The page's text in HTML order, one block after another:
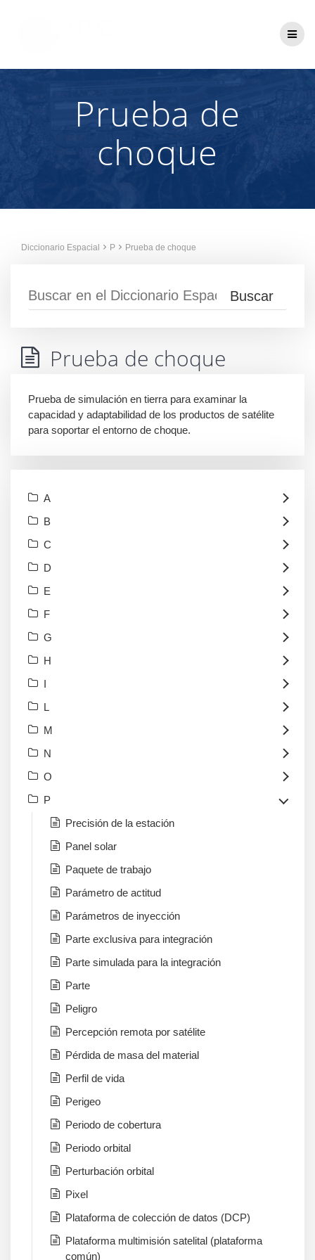
Prueba de
choque
Diccionario Espacial P Prueba de choque
Prueba de choque
Prueba de simulación en tierra para examinar la
capacidad y adaptabilidad de los productos de satélite
para soportar el entorno de choque.
A
B
C
D
E
F
G
H
I
L
M
N
O
P
Precisión de la estación
Panel solar
Paquete de trabajo
Parámetro de actitud
Parámetros de inyección
Parte exclusiva para integración
Parte simulada para la integración
Parte
Peligro
Percepción remota por satélite
Pérdida de masa del material
Perfil de vida
Perigeo
Periodo de cobertura
Periodo orbital
Perturbación orbital
Pixel
Plataforma de colección de datos (DCP)
Plataforma multimisión satelital (plataforma
común)